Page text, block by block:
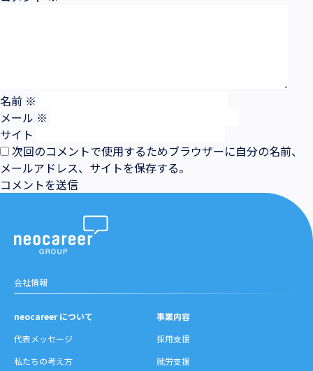
名前 ※
メール ※
サイト
次回のコメントで使用するためブラウザーに自分の名前、
メールアドレス、サイトを保存する。
会社情報
neocareer について
代表メッセージ
私たちの考え方
事業内容
採用支援
就労支援